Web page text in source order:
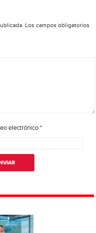
Los campos obligatorios
electrónico*